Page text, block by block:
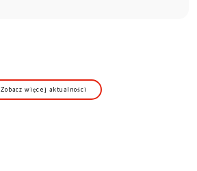
Zobacz więcej aktualności